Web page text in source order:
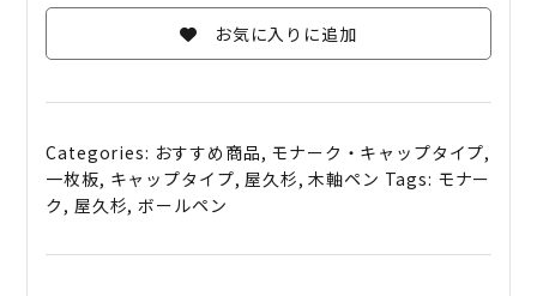
お気に入りに追加
Categories: おすすめ商品, モナーク・キャップタイプ,
一枚板, キャップタイプ,屋久杉,木軸ペン Tags: モナー
ク , 屋久杉,ボールペン